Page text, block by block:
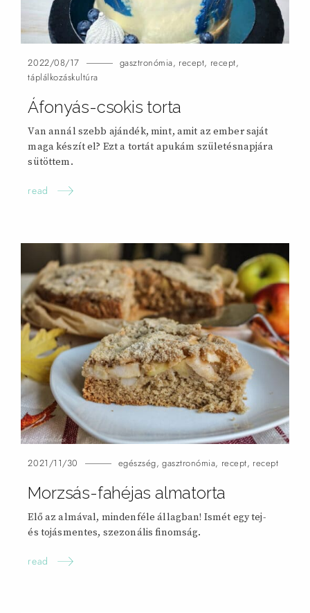
2022/08/17 gasztronómia, recept, recept,
táplálkozáskultúra
Áfonyás-csokis torta
Van annál szebb ajándék, mint, amit az ember saját
maga készít el? Ezt a tortát apukám születésnapjára
sütöttem.
read
2021/11/30 egészség,gasztronómia, recept, recept
Morzsás-fahéjas almatorta
Elő az almával, mindenféle állagban! Ismét egy tej-
és tojásmentes, szezonális finomság.
read